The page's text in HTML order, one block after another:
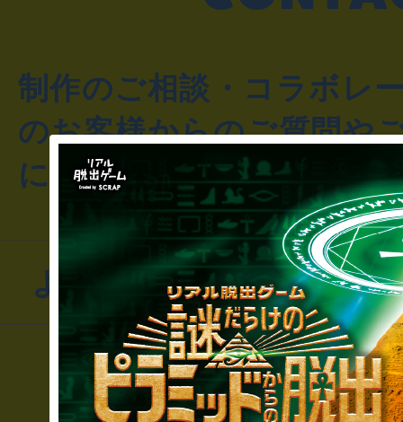
制作のご相談・コラボレ
のお客様からのご質問や
にお問い合わせください
よくあるお問い合わせ
▼一般のお客様